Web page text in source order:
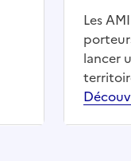
Les
lancer